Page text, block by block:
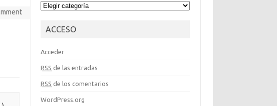
CATEGORIAS
ACCESO
Acceder
RSS de las entradas
RSS de los comentarios
WordPress.org